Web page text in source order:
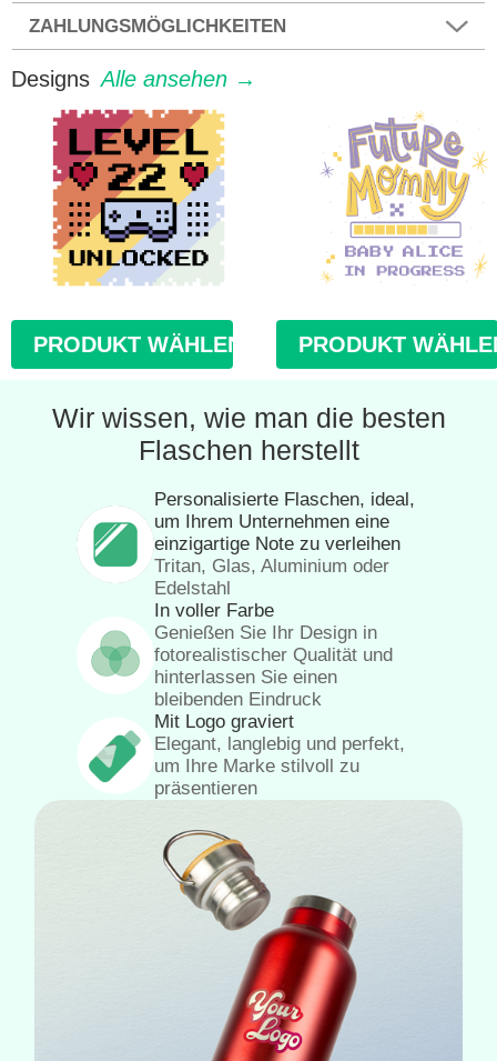
ZAHLUNGSMÖGLICHKEITEN
Designs Alle ansehen →
PRODUKT WÄHLEN PRODUKT
Wir wissen, wie man die besten
Flaschen herstellt
Personalisierte Flaschen, ideal,
um Ihrem Unternehmen eine
einzigartige Note zu verleihen
Tritan, Glas, Aluminium oder
Edelstahl
In voller Farbe
Genießen Sie Ihr Design in
fotorealistischer Qualität und
hinterlassen Sie einen
bleibenden Eindruck
Mit Logo graviert
Elegant, langlebig und perfekt,
um Ihre Marke stilvoll zu
präsentieren